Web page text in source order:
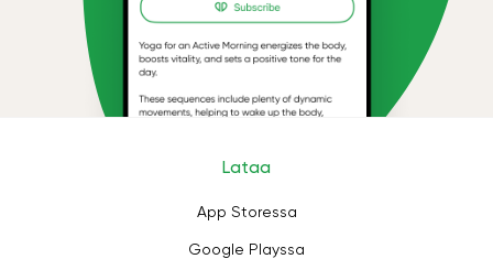
Lataa
App Storessa
Google Playssa